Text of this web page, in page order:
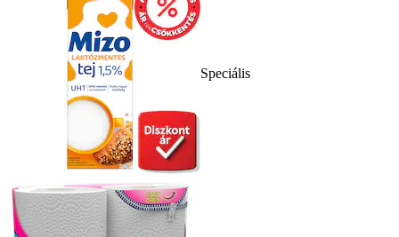
Speciális